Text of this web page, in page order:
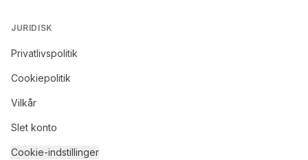
JURIDISK
Privatlivspolitik
Cookiepolitik
Vilkår
Slet konto
Cookie-indstillinger